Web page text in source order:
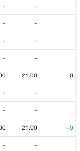
- -
- -
- -
- -
21.00
- -
- -
21.00
- -